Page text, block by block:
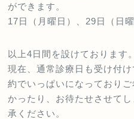
ができます。
17日（月曜日）、29日（日曜
以上4日間を設けております。
現在、通常診療日も受け付
約でいっぱいになっており
かったり、お待たせさせて
承ください。